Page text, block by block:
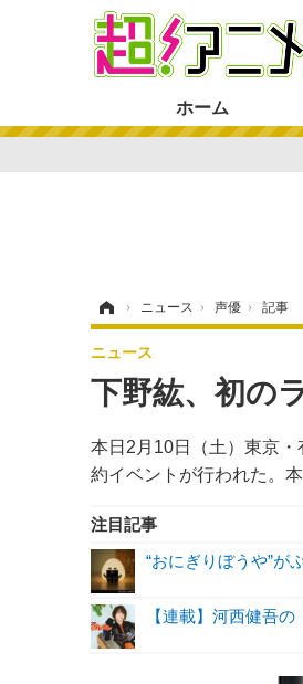
ホーム
› ニュース › 声優 › 記事
下野紘、初の
本日2月10日（土）東京
約イベントが行われた。
ニュース
注目記事
“おにぎりぼうや”
【連載】河西健吾の